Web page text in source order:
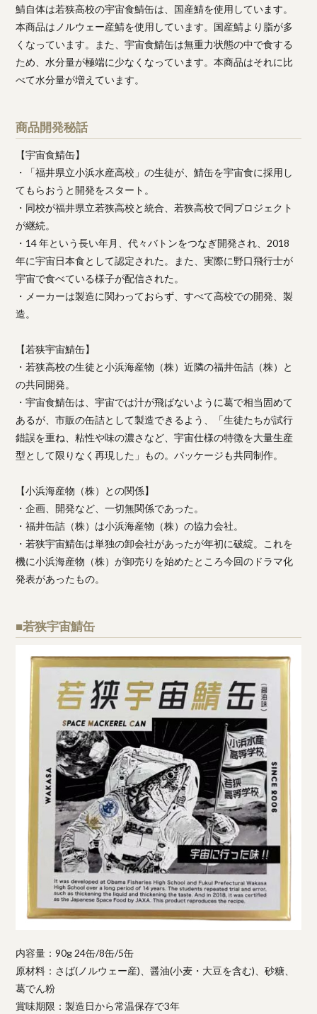
鯖自体は若狭高校の宇宙食鯖缶は、国産鯖を使用しています。
本商品はノルウェー産鯖を使用しています。国産鯖より脂が多
くなっています。また、宇宙食鯖缶は無重力状態の中で食する
ため、水分量が極端に少なくなっています。本商品はそれに比
べて水分量が増えています。
商品開発秘話
【宇宙食鯖缶】
・「福井県立小浜水産高校」の生徒が、鯖缶を宇宙食に採用し
てもらおうと開発をスタート。
・同校が福井県立若狭高校と統合、若狭高校で同プロジェクト
が継続。
・14 年という長い年月、代々バトンをつなぎ開発され、2018
年に宇宙日本食として認定された。また、実際に野口飛行士が
宇宙で食べている様子が配信された。
・メーカーは製造に関わっておらず、すべて高校での開発、製
造。
【若狭宇宙鯖缶】
・若狭高校の生徒と小浜海産物（株）近隣の福井缶詰（株）と
の共同開発。
・宇宙食鯖缶は、宇宙では汁が飛ばないように葛で相当固めて
あるが、市販の缶詰として製造できるよう、「生徒たちが試行
錯誤を重ね、粘性や味の濃さなど、宇宙仕様の特徴を大量生産
型として限りなく再現した」もの。パッケージも共同制作。
【小浜海産物（株）との関係】
・企画、開発など、一切無関係であった。
・福井缶詰（株）は小浜海産物（株）の協力会社。
・若狭宇宙鯖缶は単独の卸会社があったが年初に破綻。これを
機に小浜海産物（株）が卸売りを始めたところ今回のドラマ化
発表があったもの。
■若狭宇宙鯖缶
内容量：90g 24缶/8缶/5缶
原材料：さば(ノルウェー産)、醤油(小麦・大豆を含む)、砂糖、
葛でん粉
賞味期限：製造日から常温保存で3年